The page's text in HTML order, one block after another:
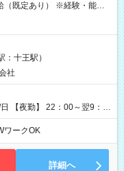
既定あり） ※経験・能力を
異なる部分があります。 雇
：時給 1,510円以上
十王駅）
社
【夜勤】 22：00～翌9：
ど ※上記の時間
の勤務となります）
ワークOK
詳細へ